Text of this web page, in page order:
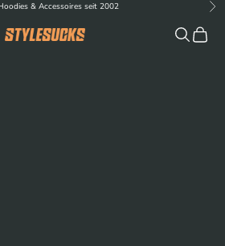
& Accessoires seit 2002 Vor
stylesucks Suchen